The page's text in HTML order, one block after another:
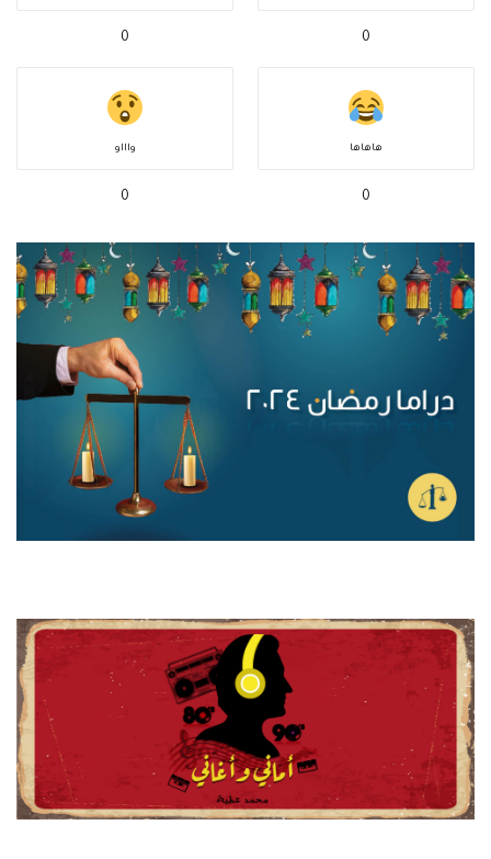
0
0
هاهاها
0
واااو
0